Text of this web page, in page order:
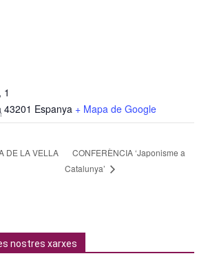
1
43201 Espanya + Mapa de Google
DE LA VELLA
CONFERÈNCIA ‘Japonisme a
Catalunya’
nostres xarxes